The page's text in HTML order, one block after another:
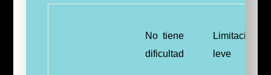
No tiene
dificultad
Limitación
leve